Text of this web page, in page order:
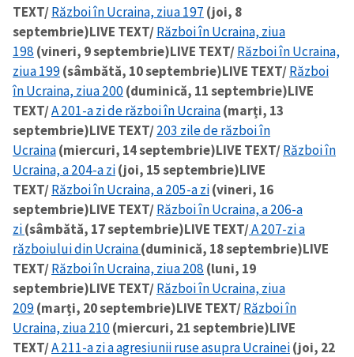
TEXT/Război în Ucraina, ziua 197 (joi, 8
septembrie)LIVE TEXT/Război în Ucraina, ziua
198 (vineri, 9 septembrie)LIVE TEXT/Război în Ucraina,
ziua 199(sâmbătă, 10 septembrie)LIVE TEXT/Război
în Ucraina, ziua 200(duminică, 11 septembrie)LIVE
TEXT/A 201-a zi de război în Ucraina(marți, 13
septembrie)LIVE TEXT/203 zile de război în
Ucraina(miercuri, 14 septembrie)LIVE TEXT/Război în
Ucraina, a 204-a zi(joi, 15 septembrie)LIVE
TEXT/Război în Ucraina, a 205-a zi(vineri, 16
septembrie)LIVE TEXT/Război în Ucraina, a 206-a
zi(sâmbătă, 17 septembrie)LIVE TEXT/A 207-zi a
războiului din Ucraina(duminică, 18 septembrie)LIVE
TEXT/Război în Ucraina, ziua 208 (luni, 19
septembrie)LIVE TEXT/Război în Ucraina, ziua
209(marți, 20 septembrie)LIVE TEXT/Război în
Ucraina, ziua 210(miercuri, 21 septembrie)LIVE
TEXT/A 211-a zi a agresiunii ruse asupra Ucrainei(joi, 22